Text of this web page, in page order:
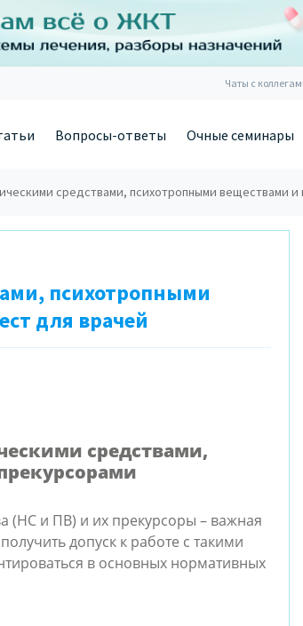
Чаты с
Вопросы-ответы Очные семинары
средствами, психотропными веществами и
психотропными
для врачей
средствами,
(НС и ПВ) и их прекурсоры – важная
допуск к работе с такими
в основных нормативных